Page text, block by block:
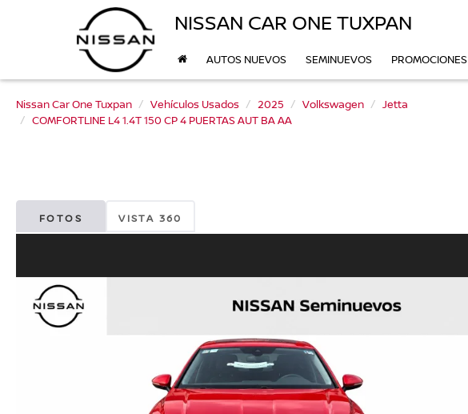
NISSAN CAR ONE TUXPAN
AUTOS NUEVOS SEMINUEVOS PROMOCIONES
Nissan Car One Tuxpan Vehículos Usados 2025 Volkswagen
Jetta
COMFORTLINE L4 1.4T 150 CP 4 PUERTAS AUT BA AA
FOTOS VISTA 360